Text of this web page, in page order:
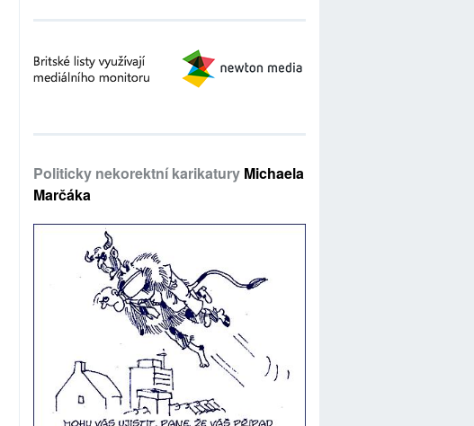
Politicky nekorektní karikatury Michaela
Marčáka